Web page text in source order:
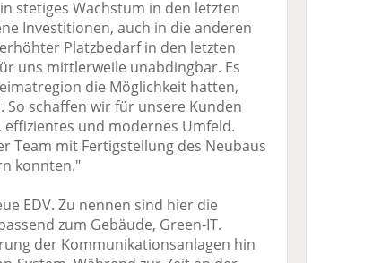
stetiges Wachstum in den letzten
Investitionen, auch in die anderen
Platzbedarf in den letzten
uns mittlerweile unabdingbar. Es
die Möglichkeit hatten,
schaffen wir für unsere Kunden
und modernes Umfeld.
Team mit Fertigstellung des Neubaus
konnten."
EDV. Zu nennen sind hier die
zum Gebäude, Green-IT.
der Kommunikationsanlagen hin